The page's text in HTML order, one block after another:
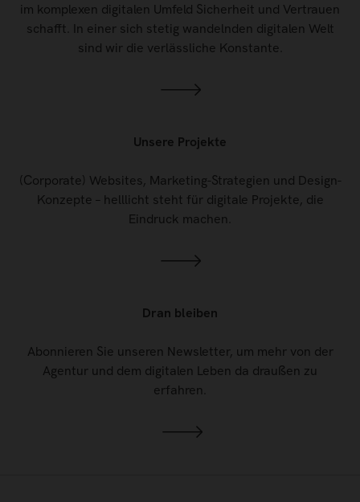
im komplexen digitalen Umfeld Sicherheit und Vertrauen
schafft. In einer sich stetig wandelnden digitalen Welt
sind wir die verlässliche Konstante.
Unsere Projekte
(Corporate) Websites, Marketing-Strategien und Design-
Konzepte – helllicht steht für digitale Projekte, die
Eindruck machen.
Dran bleiben
Abonnieren Sie unseren Newsletter, um mehr von der
Agentur und dem digitalen Leben da draußen zu
erfahren.